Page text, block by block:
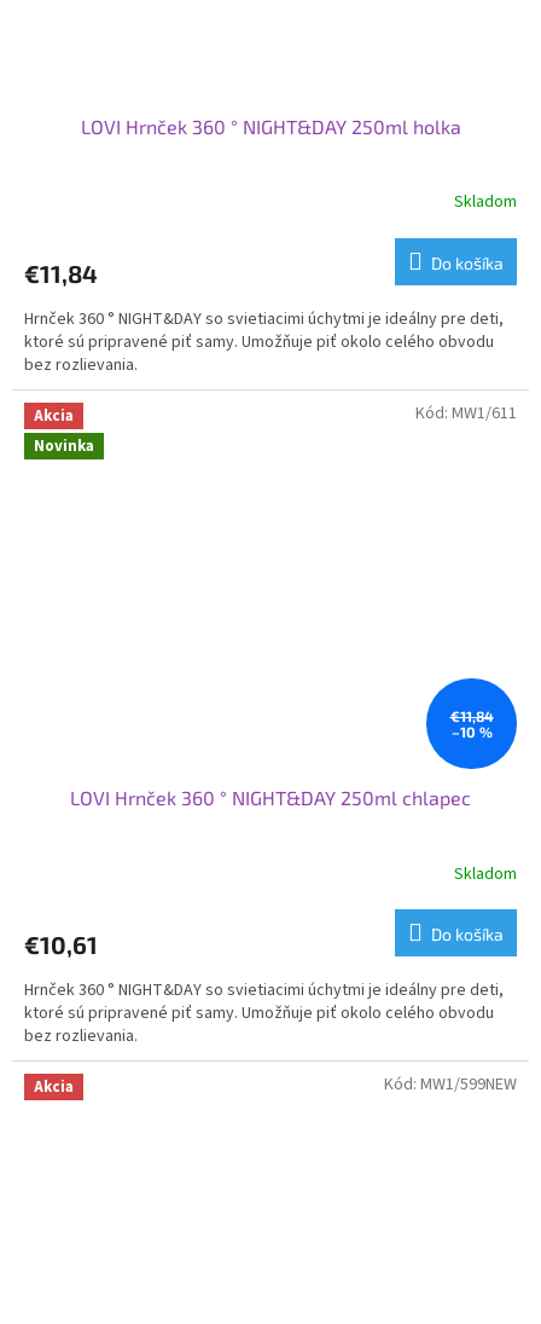
LOVI Hrnček 360 ° NIGHT&DAY 250ml holka
Skladom
€11,84 Do košíka
Hrnček 360 ° NIGHT&DAY so svietiacimi úchytmi je ideálny pre deti,
ktoré sú pripravené piť samy. Umožňuje piť okolo celého obvodu
bez rozlievania.
Akcia
Novinka
€11,84
–10 %
LOVI Hrnček 360 ° NIGHT&DAY 250ml chlapec
Skladom
€10,61 Do košíka
Hrnček 360 ° NIGHT&DAY so svietiacimi úchytmi je ideálny pre deti,
ktoré sú pripravené piť samy. Umožňuje piť okolo celého obvodu
bez rozlievania.
Kód: MW1/611
Akcia Kód: MW1/599NEW